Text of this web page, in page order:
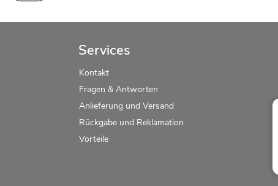
Services
Kontakt
Fragen & Antworten
Anlieferung und Versand
Rückgabe und Reklamation
Vorteile